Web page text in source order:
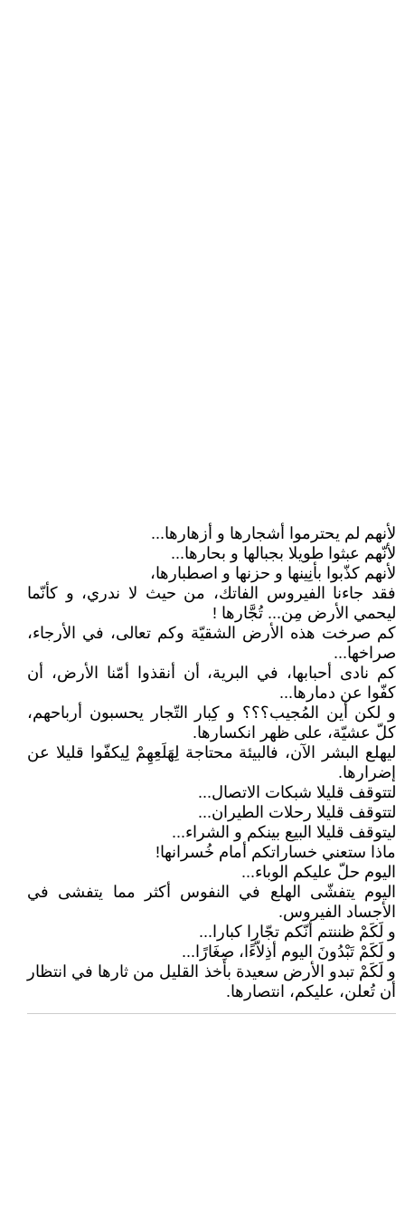
لأنهم لم يحترموا أشجارها و أزهارها...
لأنّهم عبثوا طويلا بجبالها و بحارها...
لأنهم كذّبوا بأنِينها و حزنها و اصطبارها،
فقد جاءنا الفيروس الفاتك، من حيث لا ندري، و كأنّما
ليحمي الأرض مِن... تُجَّارها !
كم صرخت هذه الأرض الشقيّة وكم تعالى، في الأرجاء،
صراخها...
كم نادى أحبابها، في البرية، أن أنقذوا أمّنا الأرض، أن
كفّوا عن دمارها...
و لكن أين المُجيب؟؟؟ و كِبار التّجار يحسبون أرباحهم،
كلّ عشيّة، على ظهر انكسارها.
ليهلع البشر الآن، فالبيئة محتاجة لِهَلَعِهِمْ لِيكفّوا قليلا عن
إضرارها.
لتتوقف قليلا شبكات الاتصال...
لتتوقف قليلا رحلات الطيران...
ليتوقف قليلا البيع بينكم و الشراء...
ماذا ستعني خساراتكم أمام خُسرانها!
اليوم حلّ عليكم الوباء...
اليوم يتفشّى الهلع في النفوس أكثر مما يتفشى في
الأجساد الفيروس.
و لَكَمْ ظننتم أنّكم تجّارا كبارا...
و لَكَمْ تَبْدُونَ اليوم أذِلاّءًا، صِغَارًا...
و لَكَمْ تبدو الأرض سعيدة بأخذ القليل من ثارها في انتظار
أن تُعلن، عليكم، انتصارها.